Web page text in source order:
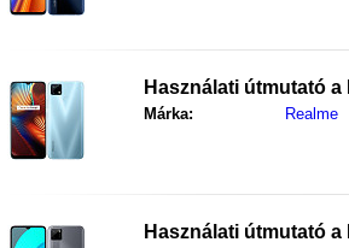
Használati útmutató a
Márka: Realme
Használati útmutató a